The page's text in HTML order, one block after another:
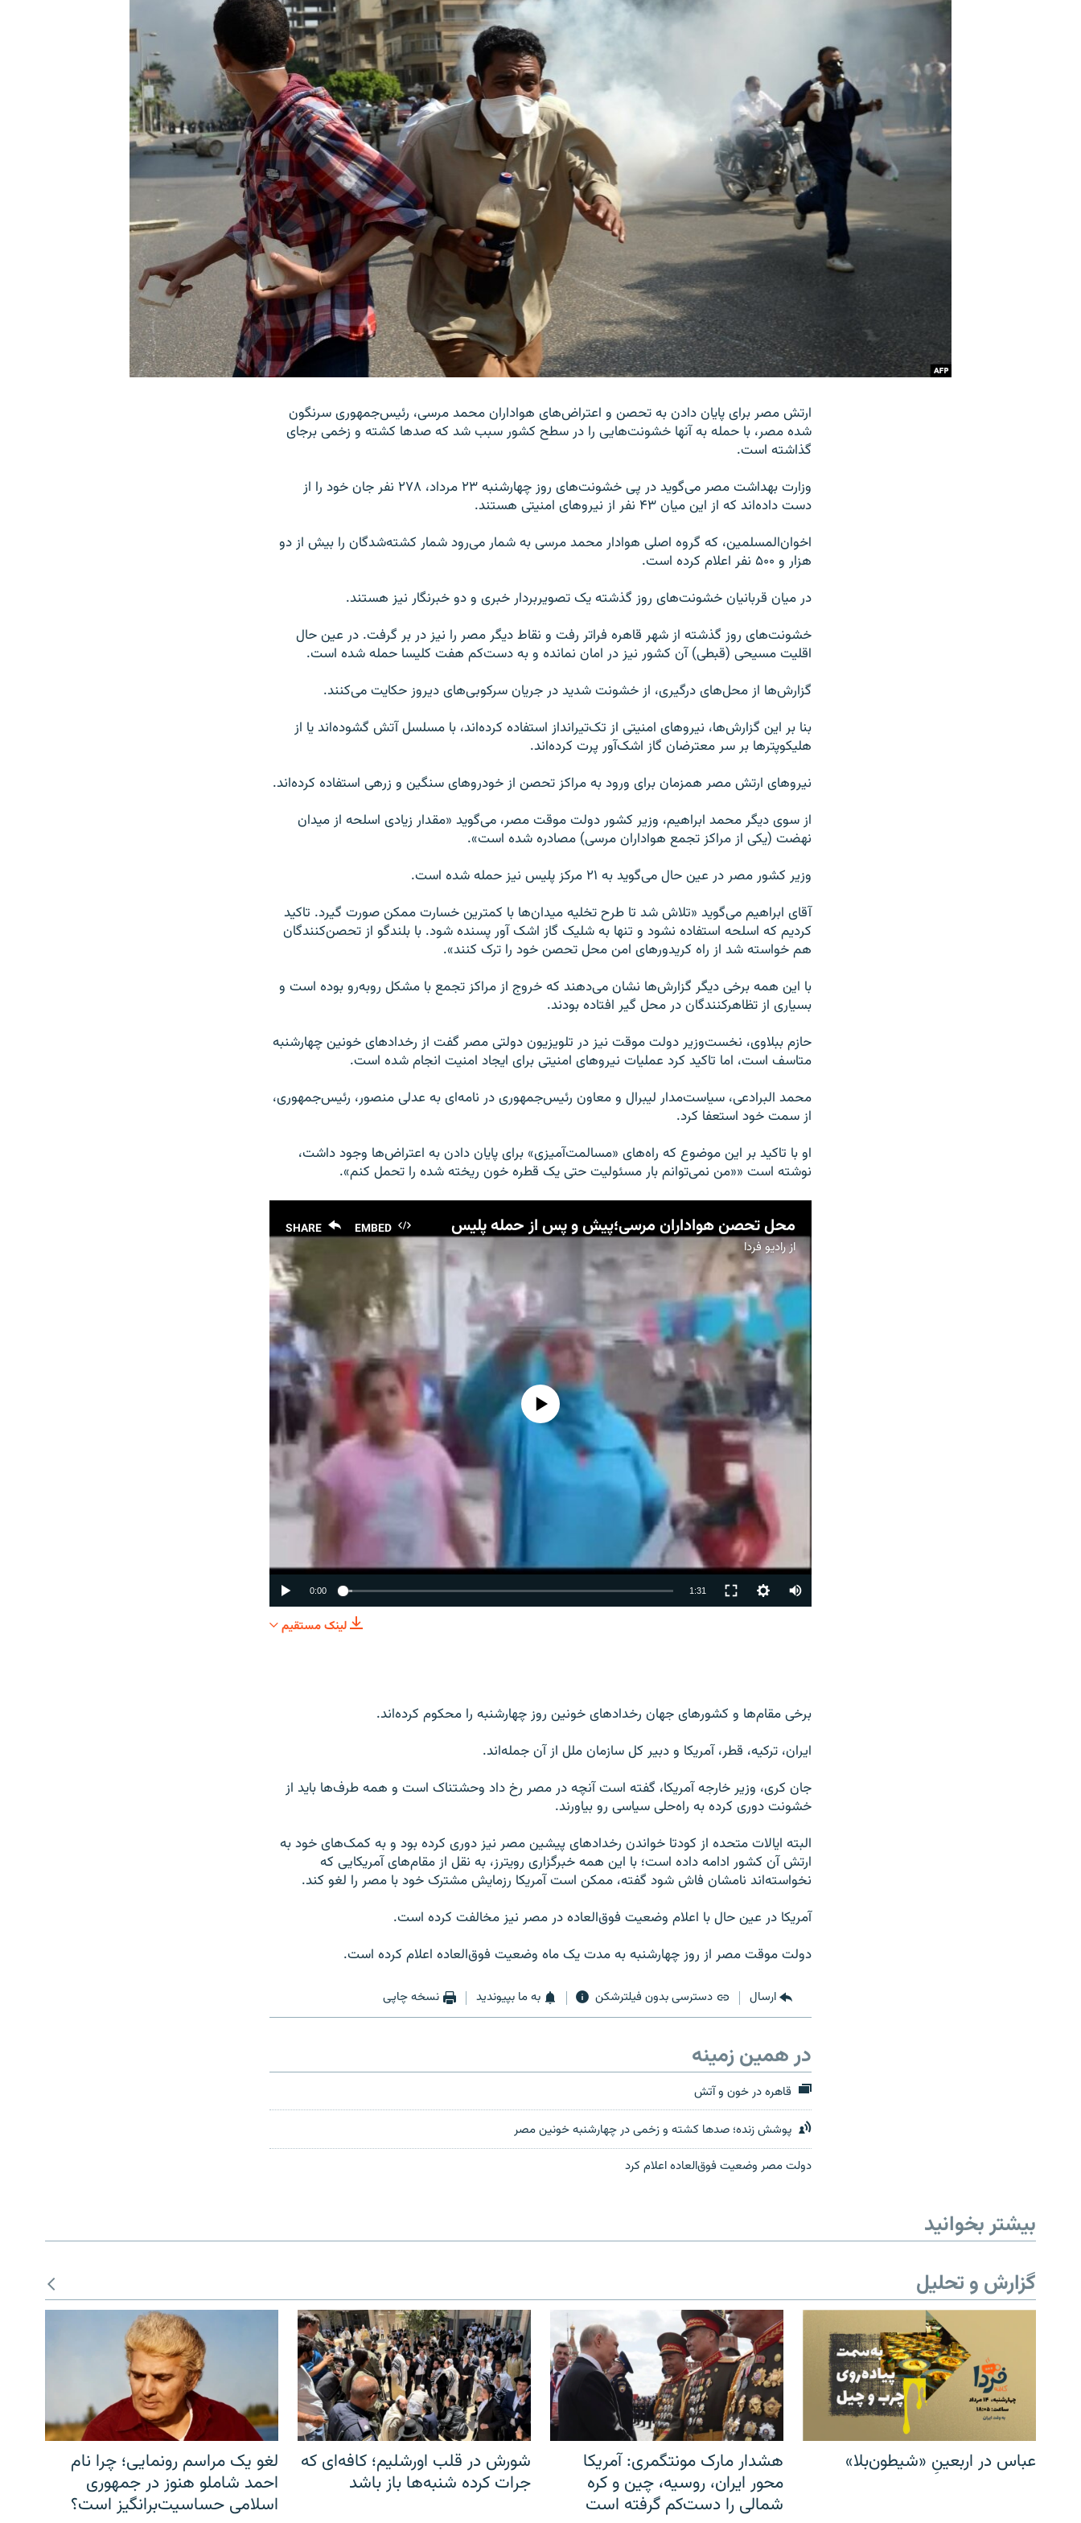
ارتش مصر برای پایان دادن به تحصن و اعتراض‌های هواداران محمد مرسی، رئیس‌جمهوری سرنگون
شده مصر، با حمله به آنها خشونت‌هایی را در سطح کشور سبب شد که صدها کشته و زخمی برجای
گذاشته است.
وزارت بهداشت مصر می‌گوید در پی خشونت‌های روز چهارشنبه ۲۳ مرداد، ۲۷۸ نفر جان خود را از
دست داده‌اند که از این میان ۴۳ نفر از نیروهای امنیتی هستند.
اخوان‌المسلمین، که گروه اصلی هوادار محمد مرسی به‌ شمار می‌رود شمار کشته‌شدگان را بیش از دو
هزار و ۵۰۰ نفر اعلام کرده است.
در میان قربانیان خشونت‌های روز گذشته یک تصویربردار خبری و دو خبرنگار نیز هستند.
خشونت‌های روز گذشته از شهر قاهره فراتر رفت و نقاط دیگر مصر را نیز در بر گرفت. در عین‌ حال
اقلیت‌ مسیحی (قبطی) آن کشور نیز در امان نمانده و به دست‌کم هفت کلیسا حمله شده است.
گزارش‌ها از محل‌های درگیری، از خشونت شدید در جریان سرکوبی‌های دیروز حکایت می‌کنند.
بنا بر این گزارش‌ها، نیروهای امنیتی از تک‌تیرانداز استفاده کرده‌اند، با مسلسل آتش گشوده‌اند یا از
هلیکوپترها بر سر معترضان گاز اشک‌آور پرت کرده‌اند.
نیروهای ارتش مصر همزمان برای ورود به مراکز تحصن از خودروهای سنگین و زرهی استفاده کرده‌اند.
از سوی دیگر محمد ابراهیم، وزیر کشور دولت موقت مصر، می‌گوید «مقدار زیادی اسلحه از میدان
نهضت (یکی از مراکز تجمع هواداران مرسی) مصادره شده است».
وزیر کشور مصر در عین حال می‌گوید به ۲۱ مرکز پلیس نیز حمله شده است.
آقای ابراهیم می‌گوید «تلاش شد تا طرح تخلیه میدان‌ها با کمترین خسارت ممکن صورت گیرد. تاکید
کردیم که اسلحه استفاده نشود و تنها به شلیک گاز اشک آور پسنده شود. با بلندگو از تحصن‌کنندگان
هم خواسته شد از راه کریدورهای امن محل تحصن خود را ترک کنند».
با این همه برخی دیگر گزارش‌ها نشان می‌دهند که خروج از مراکز تجمع با مشکل روبه‌رو بوده است و
بسیاری از تظاهرکنندگان در محل گیر افتاده بودند.
حازم ببلاوی، نخست‌وزیر دولت موقت نیز در تلویزیون دولتی مصر گفت از رخدادهای خونین چهارشنبه
متاسف است، اما تاکید کرد عملیات نیروهای امنیتی برای ایجاد امنیت انجام شده است.
محمد البرادعی، سیاست‌مدار لیبرال و معاون رئیس‌جمهوری در نامه‌ای به عدلی منصور، رئیس‌جمهوری،
از سمت خود استعفا کرد.
او با تاکید بر این موضوع که راه‌های «مسالمت‌آمیزی» برای پایان دادن به اعتراض‌ها وجود داشت،
نوشته است ««من نمی‌توانم بار مسئولیت حتی یک قطره خون ریخته شده را تحمل کنم».
EMBED
SHARE محل تحصن هواداران مرسی؛پیش و پس از حمله پلیس
ازرادیو فردا
SHARE
No media source currently available
0:00 1:31
لینک مستقیم
برخی مقام‌ها و کشورهای جهان رخدادهای خونین روز چهارشنبه را محکوم کرده‌اند.
ایران، ترکیه، قطر، آمریکا و دبیر کل سازمان ملل از آن جمله‌اند.
جان کری، وزیر خارجه آمریکا، گفته است آنچه در مصر رخ داد وحشتناک است و همه طرف‌ها باید از
خشونت دوری کرده به راه‌حلی سیاسی رو بیاورند.
البته ایالات متحده از کودتا خواندن رخدادهای پیشین مصر نیز دوری کرده بود و به کمک‌های خود به
ارتش آن کشور ادامه داده است؛ با این همه خبرگزاری رویترز، به نقل از مقام‌های آمریکایی که
نخواسته‌اند نامشان فاش شود گفته، ممکن است آمریکا رزمایش مشترک خود با مصر را لغو کند.
آمریکا در عین حال با اعلام وضعیت فوق‌العاده در مصر نیز مخالفت کرده است.
دولت موقت مصر از روز چهارشنبه به مدت یک ماه وضعیت فوق‌العاده اعلام کرده است.
ارسال دسترسی بدون فیلترشکن به ما بپیوندید نسخه چاپی
در همین زمینه
قاهره در خون و آتش
پوشش زنده؛ صدها کشته و زخمی در چهارشنبه خونین مصر
دولت مصر وضعیت فوق‌العاده اعلام کرد
بیشتر بخوانید
گزارش و تحلیل
عباس در اربعینِ «شیطون‌بلا»
هشدار مارک مونتگمری: آمریکا
محور ایران، روسیه، چین و کره
شمالی را دست‌کم گرفته است
شورش در قلب اورشلیم؛ کافه‌ای که
جرات کرده شنبه‌ها باز باشد
لغو یک مراسم رونمایی؛ چرا نام
احمد شاملو هنوز در جمهوری
اسلامی حساسیت‌برانگیز است؟